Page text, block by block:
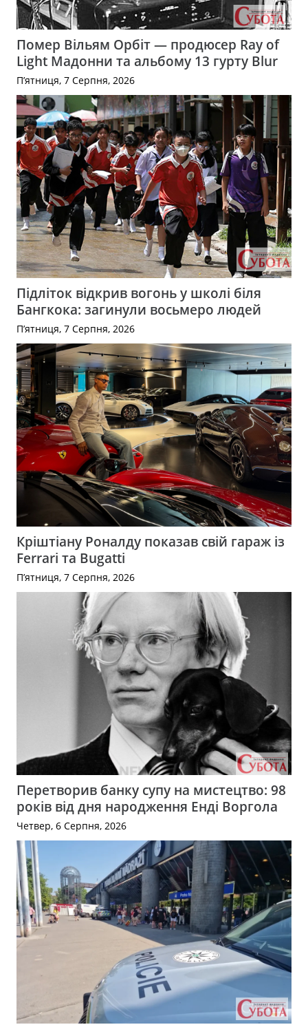
Помер Вільям Орбіт — продюсер Ray of
Light Мадонни та альбому 13 гурту Blur
П’ятниця, 7 Серпня, 2026
Підліток відкрив вогонь у школі біля
Бангкока: загинули восьмеро людей
П’ятниця, 7 Серпня, 2026
Кріштіану Роналду показав свій гараж із
Ferrari та Bugatti
П’ятниця, 7 Серпня, 2026
Перетворив банку супу на мистецтво: 98
років від дня народження Енді Воргола
Четвер, 6 Серпня, 2026